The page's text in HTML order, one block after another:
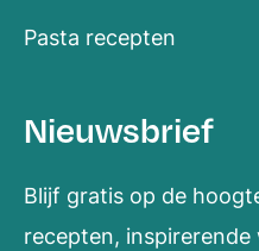
Pasta recepten
Nieuwsbrief
Blijf gratis op de
recepten, inspirerende